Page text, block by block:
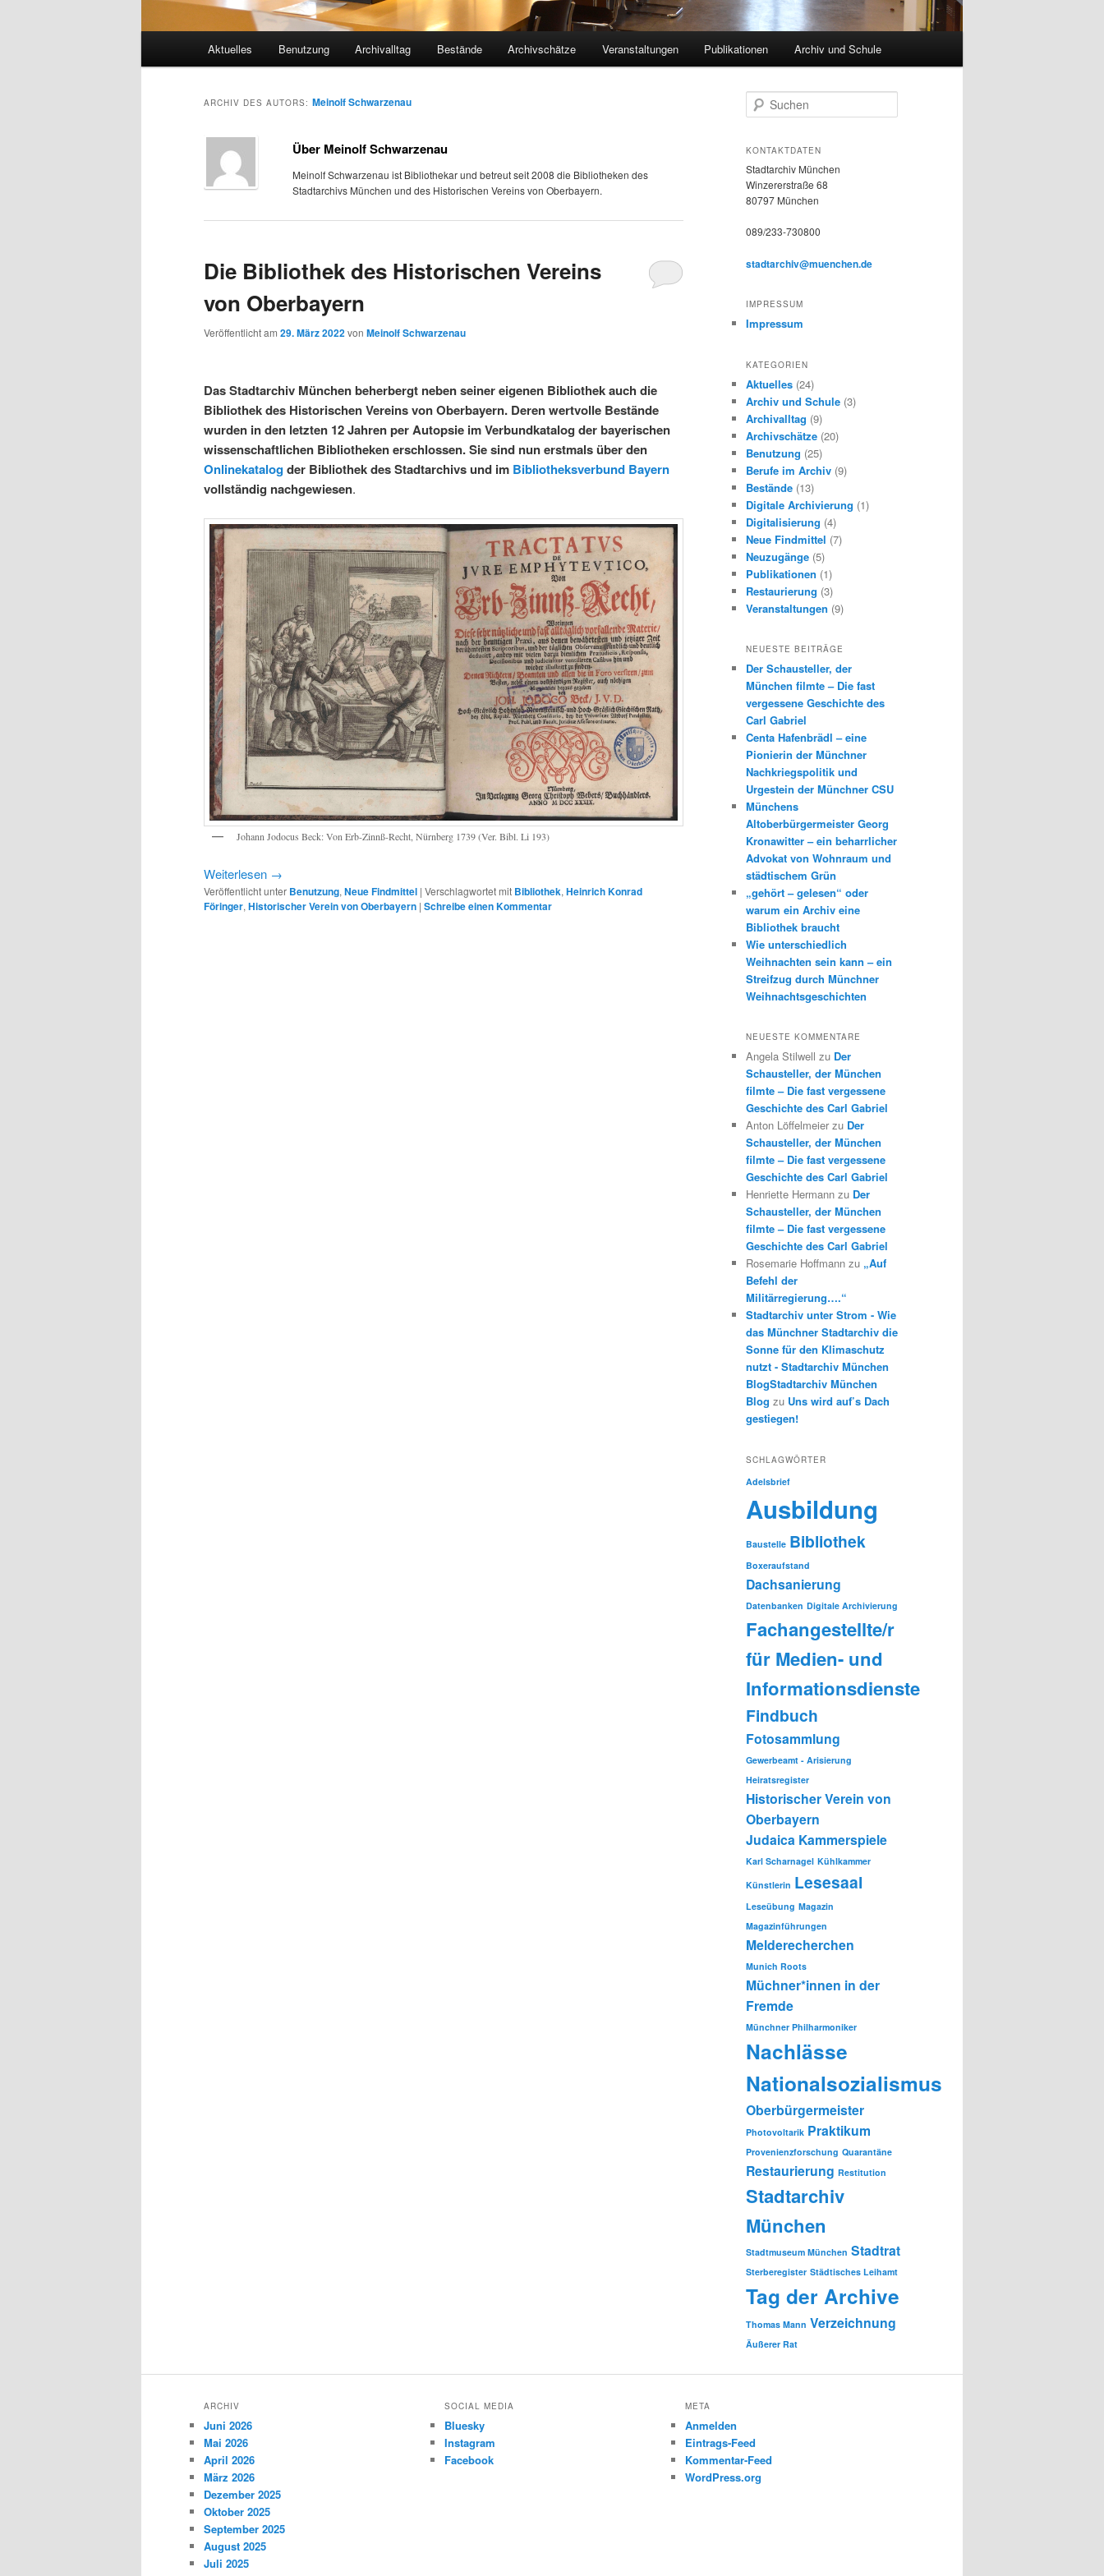
Aktuelles Benutzung Archivalltag Bestände Archivschätze Veranstaltungen Publikationen Archiv und Schule
ARCHIV DES AUTORS: Meinolf Schwarzenau
Über Meinolf Schwarzenau
Meinolf Schwarzenau ist Bibliothekar und betreut seit 2008 die Bibliotheken des
Stadtarchivs München und des Historischen Vereins von Oberbayern.
Die Bibliothek des Historischen Vereins
von Oberbayern
Veröffentlicht am 29. März 2022von Meinolf Schwarzenau
Das Stadtarchiv München beherbergt neben seiner eigenen Bibliothek auch die
Bibliothek des Historischen Vereins von Oberbayern. Deren wertvolle Bestände
wurden in den letzten 12 Jahren per Autopsie im Verbundkatalog der bayerischen
wissenschaftlichen Bibliotheken erschlossen. Sie sind nun erstmals über den
Onlinekatalogder Bibliothek des Stadtarchivs und im Bibliotheksverbund Bayern
vollständig nachgewiesen.
Johann Jodocus Beck: Von Erb-Zinnß-Recht, Nürnberg 1739 (Ver. Bibl. Li 193)
Weiterlesen →
Veröffentlicht unter Benutzung,Neue Findmittel | Verschlagwortet mit Bibliothek,Heinrich Konrad
Föringer,Historischer Verein von Oberbayern | Schreibe einen Kommentar
u
h
n
KONTAKTDATEN
Stadtarchiv München
Winzererstraße 68
80797 München
089/233-730800
stadtarchiv@muenchen.de
IMPRESSUM
Impressum
KATEGORIEN
Aktuelles (24)
Archiv und Schule (3)
Archivalltag (9)
Archivschätze (20)
Benutzung (25)
Berufe im Archiv (9)
Bestände (13)
Digitale Archivierung (1)
Digitalisierung (4)
Neue Findmittel (7)
Neuzugänge (5)
Publikationen (1)
Restaurierung (3)
Veranstaltungen (9)
NEUESTE BEITRÄGE
Der Schausteller, der
München filmte – Die fast
vergessene Geschichte des
Carl Gabriel
Centa Hafenbrädl – eine
Pionierin der Münchner
Nachkriegspolitik und
Urgestein der Münchner CSU
Münchens
Altoberbürgermeister Georg
Kronawitter – ein beharrlicher
Advokat von Wohnraum und
städtischem Grün
„gehört – gelesen“ oder
warum ein Archiv eine
Bibliothek braucht
Wie unterschiedlich
Weihnachten sein kann – ein
Streifzug durch Münchner
Weihnachtsgeschichten
NEUESTE KOMMENTARE
Angela Stilwell zu Der
Schausteller, der München
filmte – Die fast vergessene
Geschichte des Carl Gabriel
Anton Löffelmeier zu Der
Schausteller, der München
filmte – Die fast vergessene
Geschichte des Carl Gabriel
Henriette Hermann zu Der
Schausteller, der München
filmte – Die fast vergessene
Geschichte des Carl Gabriel
Rosemarie Hoffmann zu „Auf
Befehl der
Militärregierung….“
Stadtarchiv unter Strom - Wie
das Münchner Stadtarchiv die
Sonne für den Klimaschutz
nutzt - Stadtarchiv München
BlogStadtarchiv München
Blog zu Uns wird auf’s Dach
gestiegen!
SCHLAGWÖRTER
Adelsbrief
Ausbildung
Baustelle Bibliothek
Boxeraufstand
Dachsanierung
Datenbanken Digitale Archivierung
Fachangestellte/r
für Medien- und
Informationsdienste
Findbuch
Fotosammlung
Gewerbeamt - Arisierung
Heiratsregister
Historischer Verein von
Oberbayern
Judaica Kammerspiele
Karl Scharnagel Kühlkammer
Künstlerin Lesesaal
Leseübung Magazin
Magazinführungen
Melderecherchen
Munich Roots
Müchner*innen in der
Fremde
Münchner Philharmoniker
Nachlässe
Nationalsozialismus
Oberbürgermeister
Photovoltarik Praktikum
Provenienzforschung Quarantäne
Restaurierung Restitution
Stadtarchiv
München
Stadtmuseum München Stadtrat
Sterberegister Städtisches Leihamt
Tag der Archive
Thomas Mann Verzeichnung
Äußerer Rat
ARCHIV
Juni 2026
Mai 2026
April 2026
März 2026
Dezember 2025
Oktober 2025
September 2025
August 2025
Juli 2025
SOCIAL MEDIA
Bluesky
Instagram
Facebook
META
Anmelden
Eintrags-Feed
Kommentar-Feed
WordPress.org